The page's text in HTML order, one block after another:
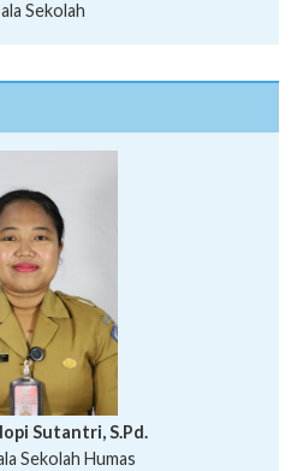
Sekolah
S.Pd.
Parmita, S.Pd
Pratita, S.Pd., M.Sn
Sutantri, S.Pd.
Sekolah Humas